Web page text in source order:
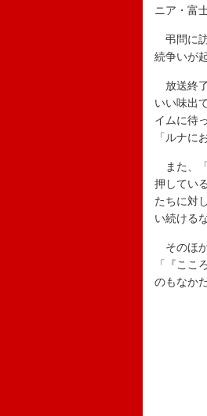
ニア・富
弔問に
続争いが
放送終
いい味出
イムに待
「ルナに
また、
押してい
たちに対
い続ける
そのほ
「『ここ
のもなか